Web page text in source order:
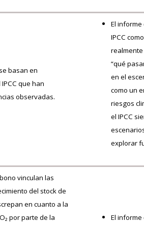
basan en
que han
observadas.
El
IPCC
“qué
en el
como un
riesgos
el IPCC
explorar
vinculan las
del stock de
en cuanto a la
por parte de la
El